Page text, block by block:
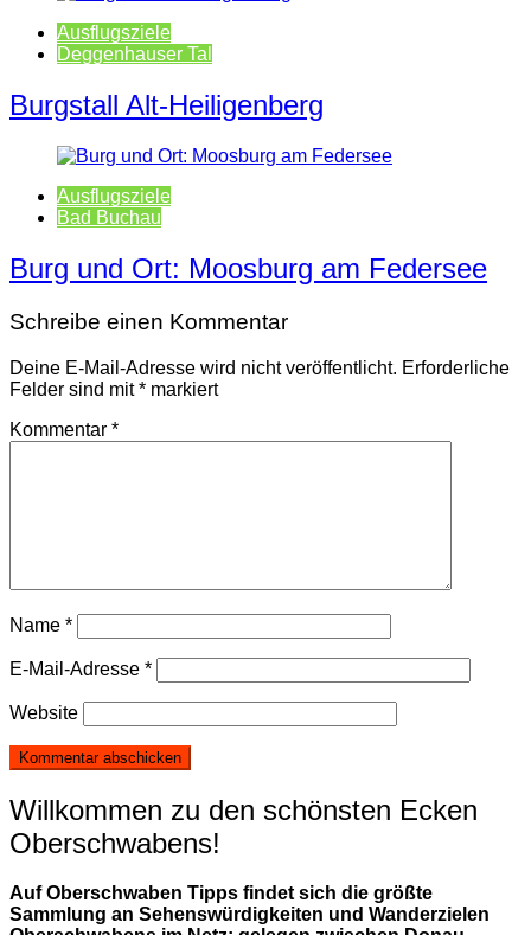
Ausflugsziele
Deggenhauser Tal
Burgstall Alt-Heiligenberg
Ausflugsziele
Bad Buchau
Burg und Ort: Moosburg am Federsee
Schreibe einen Kommentar
Deine E-Mail-Adresse wird nicht veröffentlicht. Erforderliche
Felder sind mit* markiert
Kommentar *
Name *
E-Mail-Adresse *
Website
Willkommen zu den schönsten Ecken
Oberschwabens!
Auf Oberschwaben Tipps findet sich die größte
Sammlung an Sehenswürdigkeiten und Wanderzielen